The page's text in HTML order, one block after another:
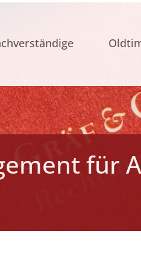
für